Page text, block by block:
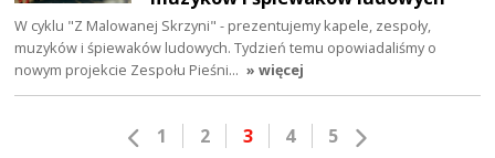
W cyklu "Z Malowanej Skrzyni" - prezentujemy kapele, zespoły,
muzyków i śpiewaków ludowych. Tydzień temu opowiadaliśmy o
nowym projekcie Zespołu Pieśni… » więcej
1 2 3 4 5